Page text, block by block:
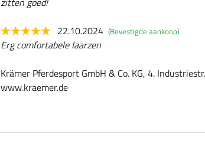
22.10.2024 (Bevestigde aankoop)
Erg comfortabele laarzen
Krämer Pferdesport GmbH & Co. KG, 4.
www.kraemer.de